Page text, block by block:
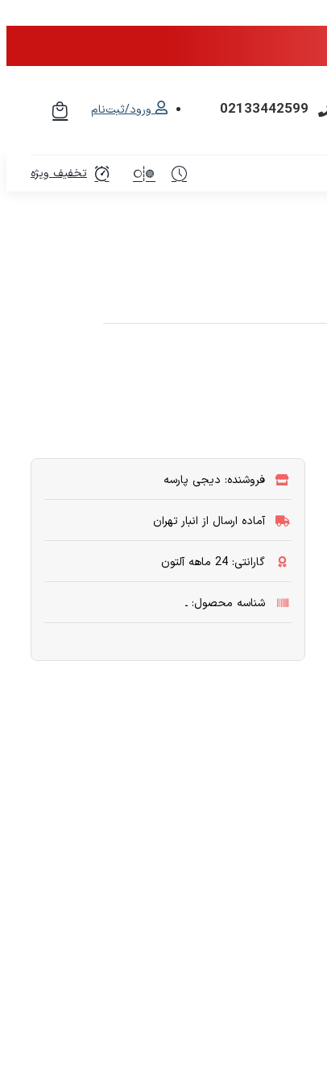
02133442599 ورود/ثبت‌نام
تخفیف ویژه
فروشنده: دیجی پارسه
آماده ارسال از انبار تهران
گارانتی: 24 ماهه آلتون
شناسه محصول: ـ